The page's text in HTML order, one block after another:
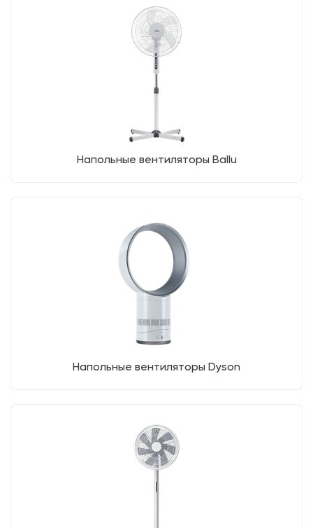
Напольные вентиляторы Ballu
Напольные вентиляторы Dyson